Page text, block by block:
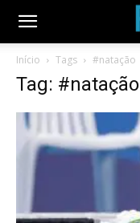
Início Tags #natação
Tag: #natação